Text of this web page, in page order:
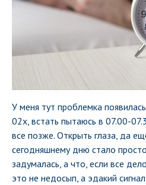
У меня тут проблемка
02x, встать пытаюсь в 07.00-
все позже. Открыть глаза, да
сегодняшнему дню стало
задумалась, а что, если все
это не недосып, а эдакий